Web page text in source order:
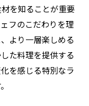
を知ることが重要
フのこだわりを理
より一層楽しめる
た料理を提供する
を感じる特別なラ